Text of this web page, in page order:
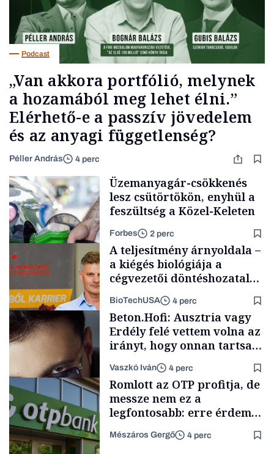
Podcast
„Van akkora portfólió, melynek
a hozamából meg lehet élni.”
Elérhető-e a passzív jövedelem
és az anyagi függetlenség?
Péller András 4 perc
Energia
Üzemanyagár-csökkenés
lesz csütörtökön, enyhül a
feszültség a Közel-Keleten
Forbes 2 perc
Content Lab HUB
A teljesítmény árnyoldala –
a kiégés biológiája a
cégvezetői döntéshozatal
BioTechUSA 4 perc
Forbes-sztori
Beton.Hofi: Ausztria vagy
Erdély felé vettem volna az
irányt, hogy onnan tartsam
lélegeztetőgépen a magyar
zenét
Vaszkó Iván 4 perc
Romlott az OTP profitja, de
messze nem ez a
legfontosabb: erre érdemes
figyelniük a befektetőknek
Mészáros Gergő 4 perc